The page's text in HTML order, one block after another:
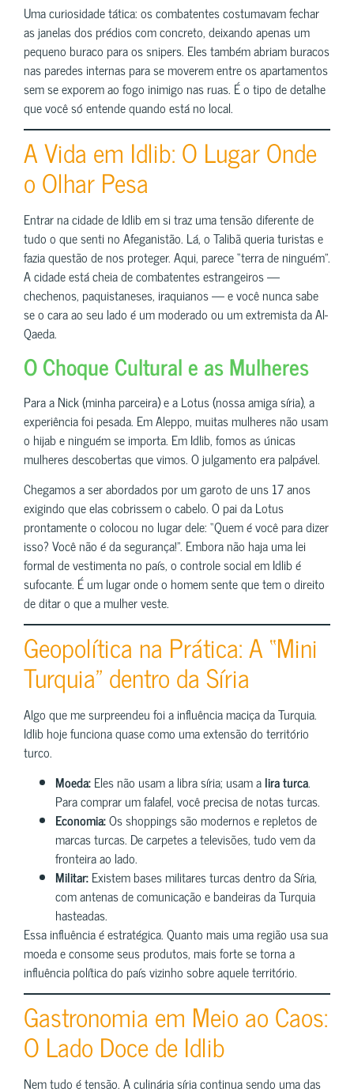
Uma curiosidade tática: os combatentes costumavam fechar
as janelas dos prédios com concreto, deixando apenas um
pequeno buraco para os snipers. Eles também abriam buracos
nas paredes internas para se moverem entre os apartamentos
sem se exporem ao fogo inimigo nas ruas. É o tipo de detalhe
que você só entende quando está no local.
A Vida em Idlib: O Lugar Onde
o Olhar Pesa
Entrar na cidade de Idlib em si traz uma tensão diferente de
tudo o que senti no Afeganistão. Lá, o Talibã queria turistas e
fazia questão de nos proteger. Aqui, parece “terra de ninguém”.
A cidade está cheia de combatentes estrangeiros —
chechenos, paquistaneses, iraquianos — e você nunca sabe
se o cara ao seu lado é um moderado ou um extremista da Al-
Qaeda.
O Choque Cultural e as Mulheres
Para a Nick (minha parceira) e a Lotus (nossa amiga síria), a
experiência foi pesada. Em Aleppo, muitas mulheres não usam
o hijab e ninguém se importa. Em Idlib, fomos as únicas
mulheres descobertas que vimos. O julgamento era palpável.
Chegamos a ser abordados por um garoto de uns 17 anos
exigindo que elas cobrissem o cabelo. O pai da Lotus
prontamente o colocou no lugar dele: “Quem é você para dizer
isso? Você não é da segurança!”. Embora não haja uma lei
formal de vestimenta no país, o controle social em Idlib é
sufocante. É um lugar onde o homem sente que tem o direito
de ditar o que a mulher veste.
Geopolítica na Prática: A “Mini
Turquia” dentro da Síria
Algo que me surpreendeu foi a influência maciça da Turquia.
Idlib hoje funciona quase como uma extensão do território
turco.
Moeda:Eles não usam a libra síria; usam alira turca.
Para comprar um falafel, você precisa de notas turcas.
Economia:Os shoppings são modernos e repletos de
marcas turcas. De carpetes a televisões, tudo vem da
fronteira ao lado.
Militar:Existem bases militares turcas dentro da Síria,
com antenas de comunicação e bandeiras da Turquia
hasteadas.
Essa influência é estratégica. Quanto mais uma região usa sua
moeda e consome seus produtos, mais forte se torna a
influência política do país vizinho sobre aquele território.
Gastronomia em Meio ao Caos:
O Lado Doce de Idlib
Nem tudo é tensão. A culinária síria continua sendo uma das